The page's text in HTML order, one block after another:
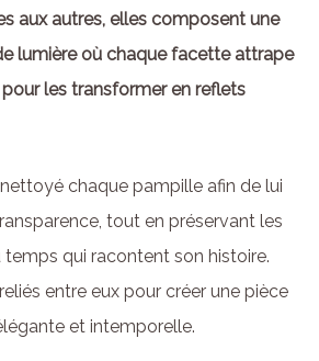
aux autres, elles composent une
lumière où chaque facette attrape
les transformer en reflets
nettoyé chaque pampille afin de lui
tout en préservant les
qui racontent son histoire.
entre eux pour créer une pièce
et intemporelle.